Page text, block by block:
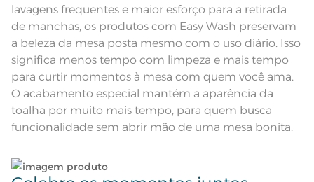
Acabamento Desenho em Jacquard
Instruções de Lavagem
Lavação a 60ºC; Proibido alvejar;
Secar em tambor com
Ferro de passar com temperatura
maxima de 150ºC; Proibido lavar a
seco
Modelo Retangular
Pode haver pequena variação de
cor, de acordo com a configuração
No caso de manchas persistentes, não removidas
com pano umedecido em água, após a remoção
do excesso da sujeira, submeta o tecido à lavagem
conforme instruções na etiqueta;
Dê preferência para secar no varal, à sombra;
Leia atentamente as instruções na etiqueta.
lavagens frequentes e maior esforço para a retirada
de manchas, os produtos com Easy Wash preservam
a beleza da mesa posta mesmo com o uso diário. Isso
significa menos tempo com limpeza e mais tempo
para curtir momentos à mesa com quem você ama.
O acabamento especial mantém a aparência da
toalha por muito mais tempo, para quem busca
funcionalidade sem abrir mão de uma mesa bonita.